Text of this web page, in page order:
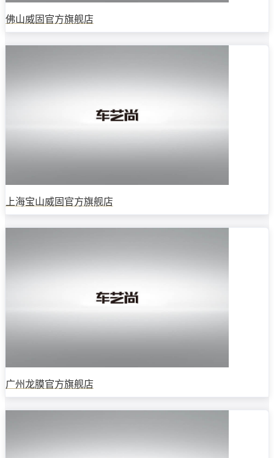
佛山威固官方旗舰店
上海宝山威固官方旗舰店
广州龙膜官方旗舰店